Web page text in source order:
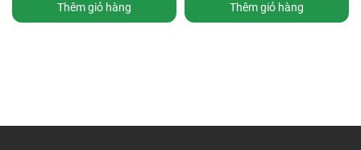
Thêm giỏ hàng Thêm giỏ hàng